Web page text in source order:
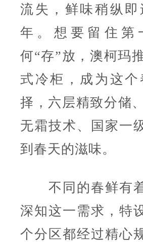
流失，鲜味稍纵
年。想要留住第
何“存”放，澳柯玛
式冷柜，成为这
择，六层精致分储
无霜技术、国家一
到春天的滋味。
不同的春鲜有着
深知这一需求，特
个分区都经过精心